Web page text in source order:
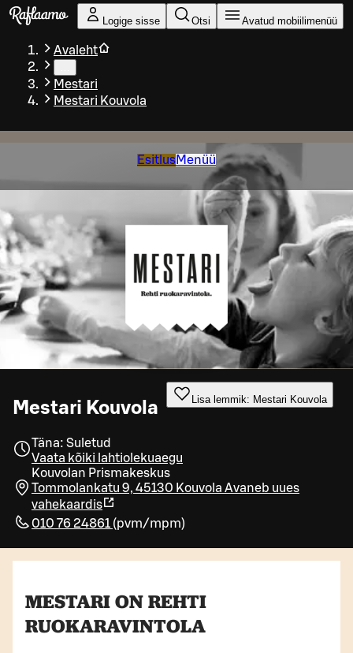
Liigu peamise sisu juurde
Logige sisse Otsi Avatud mobiilimenüü
Avaleht
Mestari
Mestari Kouvola
EsitlusMenüü
Mestari Kouvola Lisa lemmik: Mestari Kouvola
Täna: Suletud
Vaata kõiki lahtiolekuaegu
Kouvolan Prismakeskus
Tommolankatu 9, 45130 Kouvola Avaneb uues
vahekaardis
010 76 24861 (pvm/mpm)
MESTARI ON REHTI
RUOKARAVINTOLA